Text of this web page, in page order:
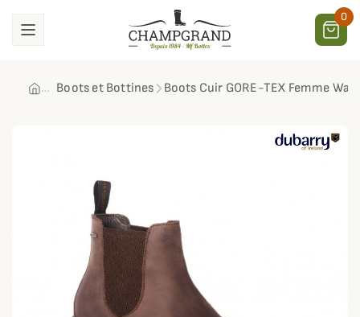
0
Boots et Bottines Boots Cuir GORE-TEX Femme